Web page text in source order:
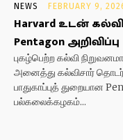
NEWS FEBRUARY 9,
Harvard உடன்
Pentagon அறிவிப்பு
புகழ்பெற்ற கல்வி
அனைத்து கல்விசார்
பாதுகாப்புத் துறையான
பல்கலைக்கழகம்...